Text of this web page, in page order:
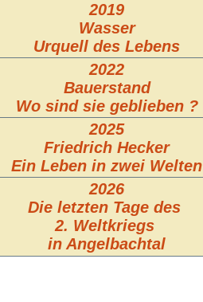
2019
Wasser
Urquell des Lebens
2022
Bauerstand
Wo sind sie geblieben ?
2025
Friedrich Hecker
Ein Leben in zwei Welten
2026
Die letzten Tage des
2. Weltkriegs
in Angelbachtal